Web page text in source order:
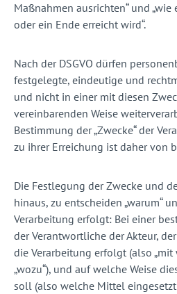
Maßnahmen ausrichten“ und
oder ein Ende erreicht wird“.
Nach der DSGVO dürfen
festgelegte, eindeutige und
und nicht in einer mit diesen
vereinbarenden Weise
Bestimmung der „Zwecke“ der
zu ihrer Erreichung ist daher von
Die Festlegung der Zwecke und
hinaus, zu entscheiden „warum“
Verarbeitung erfolgt: Bei einer
der Verantwortliche der Akteur,
die Verarbeitung erfolgt (also „mit
„wozu“), und auf welche Weise
soll (also welche Mittel